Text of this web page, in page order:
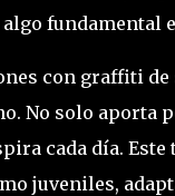
fundamental
con graffiti
No solo
cada día.
juveniles,